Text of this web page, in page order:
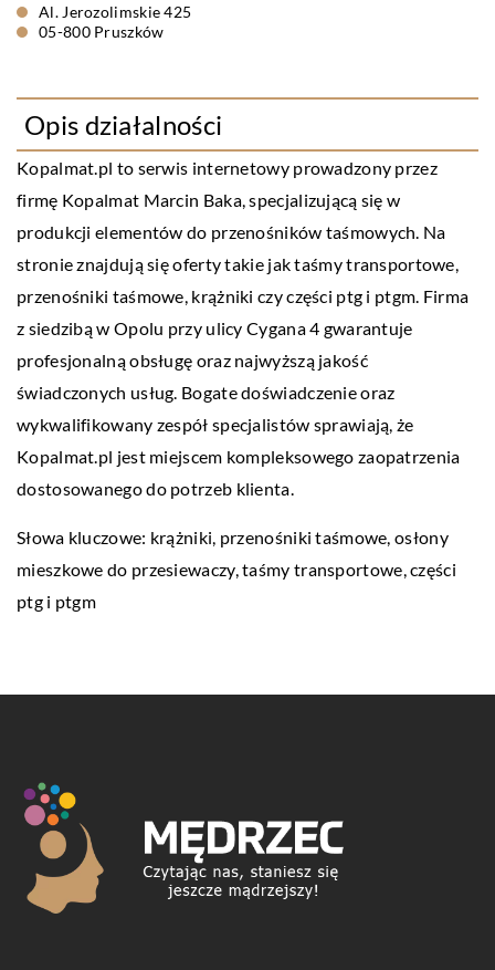
Al. Jerozolimskie 425
05-800 Pruszków
Opis działalności
Kopalmat.pl to serwis internetowy prowadzony przez
firmę Kopalmat Marcin Baka, specjalizującą się w
produkcji elementów do przenośników taśmowych. Na
stronie znajdują się oferty takie jak taśmy transportowe,
przenośniki taśmowe, krążniki czy części ptg i ptgm. Firma
z siedzibą w Opolu przy ulicy Cygana 4 gwarantuje
profesjonalną obsługę oraz najwyższą jakość
świadczonych usług. Bogate doświadczenie oraz
wykwalifikowany zespół specjalistów sprawiają, że
Kopalmat.pl jest miejscem kompleksowego zaopatrzenia
dostosowanego do potrzeb klienta.
Słowa kluczowe: krążniki, przenośniki taśmowe,osłony
mieszkowe do przesiewaczy, taśmy transportowe, części
ptg i ptgm